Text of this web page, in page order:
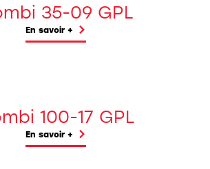
35-09 GPL
En savoir +
100-17 GPL
En savoir +